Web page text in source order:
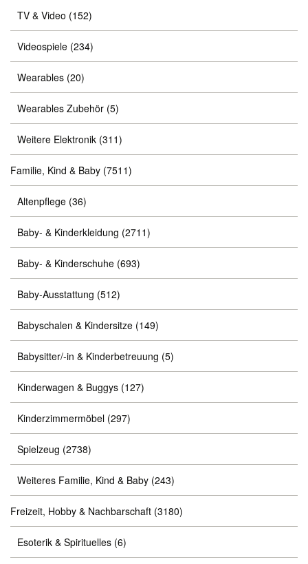
TV & Video (152)
Videospiele (234)
Wearables (20)
Wearables Zubehör (5)
Weitere Elektronik (311)
Familie, Kind & Baby (7511)
Altenpflege (36)
Baby- & Kinderkleidung (2711)
Baby- & Kinderschuhe (693)
Baby-Ausstattung (512)
Babyschalen & Kindersitze (149)
Babysitter/-in & Kinderbetreuung (5)
Kinderwagen & Buggys (127)
Kinderzimmermöbel (297)
Spielzeug (2738)
Weiteres Familie, Kind & Baby (243)
Freizeit, Hobby & Nachbarschaft (3180)
Esoterik & Spirituelles (6)